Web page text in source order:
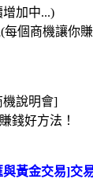
加中...)
個商機讓你
機說明會]
錢好方法！
黃金交易]交